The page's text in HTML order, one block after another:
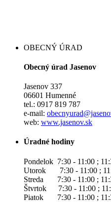
OBECNÝ ÚRAD
Obecný úrad Jasenov
Jasenov 337
06601 Humenné
tel.: 0917 819 787
e-mail:
web: www.jasenov.sk
Úradné hodiny
Pondelok 7:30 - 11:00 ;
Utorok 7:30 - 11:00 ;
Streda 7:30 - 11:00 ;
Štvrtok 7:30 - 11:00 ;
Piatok 7:30 - 11:00 ;